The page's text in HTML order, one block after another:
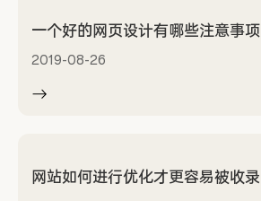
一个好的网页设计有哪些注意事项
2019-08-26
网站如何进行优化才更容易被收录